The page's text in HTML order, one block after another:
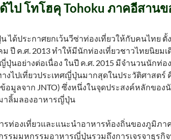
ไป โทโฮคุ Tohoku ภาคอีสานข
ได้ประกาศยกเว้นวีซ่าท่องเที่ยวให้กับคนไทย ตั้
ปี ค.ศ. 2013 ทำให้มีนักท่องเที่ยวชาวไทยนิยมเ
ปุ่นอย่างต่อเนื่อง ในปี ค.ศ. 2015 มีจำนวนนักท่อ
างไปเที่ยวประเทศญี่ปุ่นมากสุดในประวัติศาสตร์
อมูลจาก JNTO) ซึ่งหนึ่งในจุดประสงค์หลักของ
าลิ้มลองอาหารญี่ปุ่น
ารท่องเที่ยวและแนะนำอาหารท้องถิ่นของภูมิภา
รรมมหกรรมอาหารญี่ปุ่นรวมถึงการเจรจาธุรกิ